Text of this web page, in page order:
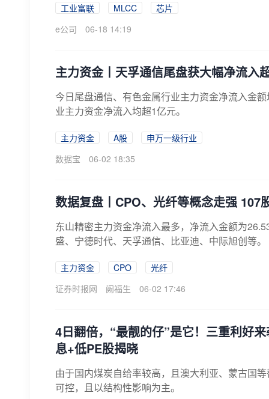
工业富联 MLCC
芯片
e公司
06-18 14:19
主力资金丨天孚通信尾盘获大幅净流入
今日尾盘通信、有色金属行业主力资金净流入金
业主力资金净流入均超1亿元。
主力资金 A股
申万一级行业
数据宝
06-02 18:35
数据复盘丨CPO、光纤等概念走强 107
东山精密主力资金净流入最多，净流入金额为
盛、宁德时代、天孚通信、比亚迪、中际旭创等。
主力资金 CPO
光纤
证券时报网
阙福生 06-02 17:46
4日翻倍，“最靓的仔”是它！三重利好
息+低PE股揭晓
由于国内煤炭自给率较高，且澳大利亚、蒙古国
可控，且以结构性影响为主。